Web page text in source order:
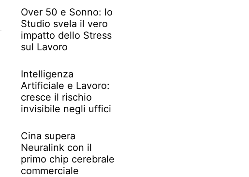
Over 50 e Sonno: lo
Studio svela il vero
impatto dello Stress
sul Lavoro
Intelligenza
Artificiale e Lavoro:
cresce il rischio
invisibile negli uffici
Cina supera
Neuralink con il
primo chip cerebrale
commerciale